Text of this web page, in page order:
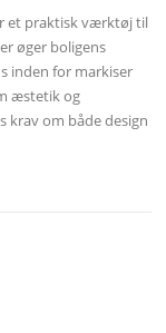
et praktisk værktøj til
øger boligens
inden for markiser
æstetik og
krav om både design